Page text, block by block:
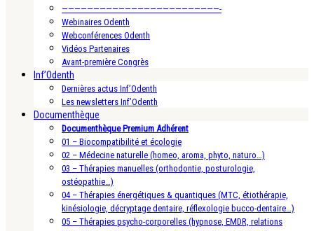
—————————————————————————-
Webinaires Odenth
Webconférences Odenth
Vidéos Partenaires
Avant-première Congrès
Inf’Odenth
Dernières actus Inf’Odenth
Les newsletters Inf’Odenth
Documenthèque
Documenthèque Premium Adhérent
01 – Biocompatibilité et écologie
02 – Médecine naturelle (homeo, aroma, phyto, naturo…)
03 – Thérapies manuelles (orthodontie, posturologie,
ostéopathie…)
04 – Thérapies énergétiques & quantiques (MTC, étiothérapie,
kinésiologie, décryptage dentaire, réflexologie bucco-dentaire…)
05 – Thérapies psycho-corporelles (hypnose, EMDR, relations